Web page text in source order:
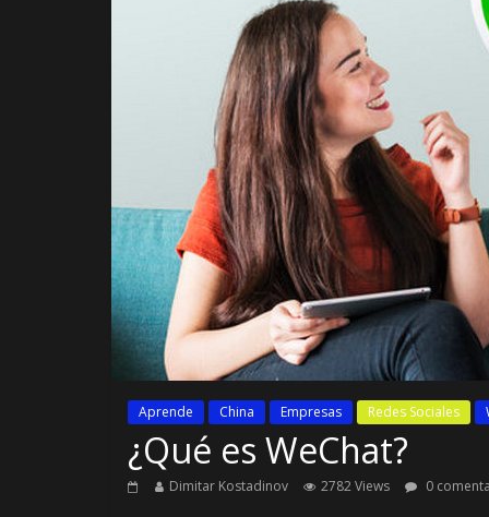
Aprende China Empresas Redes Sociales
¿Qué es WeChat?
Dimitar Kostadinov 2782 Views 0